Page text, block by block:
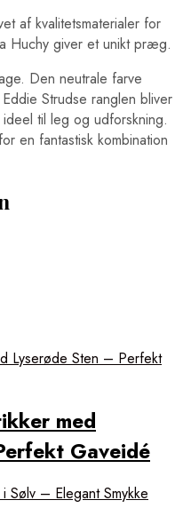
af kvalitetsmaterialer for
Huchy giver et unikt præg.
Den neutrale farve
Strudse ranglen bliver
til leg og udforskning.
en fantastisk kombination
med
Gaveidé